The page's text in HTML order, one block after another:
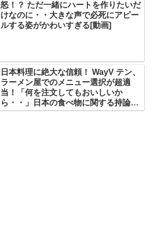
怒！？ ただ一緒にハートを作りたいだ
けなのに・・大きな声で必死にアピー
ルする姿がかわいすぎる[動画]
日本料理に絶大な信頼！ WayV テン、
ラーメン屋でのメニュー選択が超適
当！「何を注文してもおいしいか
ら・・」日本の食べ物に関する持論を
明かす